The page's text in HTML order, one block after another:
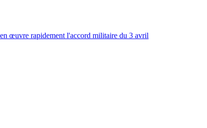
œuvre rapidement l'accord militaire du 3 avril